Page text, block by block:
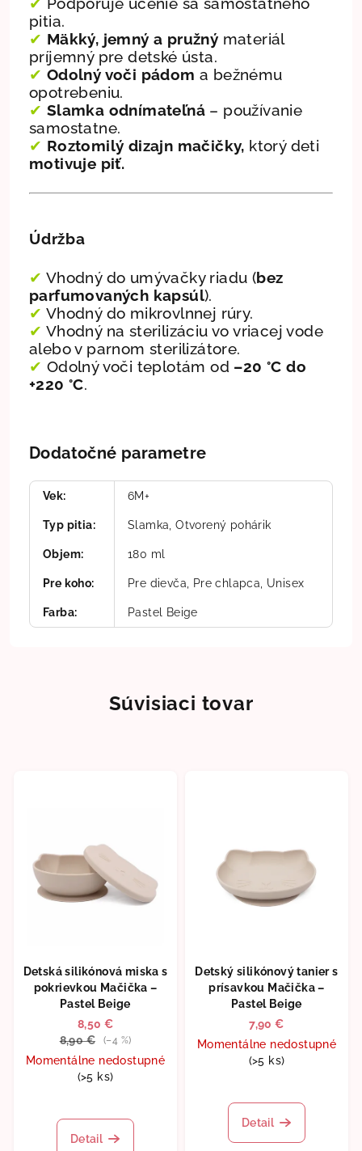
pitia.
✔ Mäkký, jemný a pružný materiál
príjemný pre detské ústa.
✔ Odolný voči pádom a bežnému
opotrebeniu.
✔ Slamka odnímateľná – používanie
samostatne.
✔ Roztomilý dizajn mačičky, ktorý deti
motivuje piť.
Údržba
✔ Vhodný do umývačky riadu (bez
parfumovaných kapsúl).
✔ Vhodný do mikrovlnnej rúry.
✔ Vhodný na sterilizáciu vo vriacej vode
alebo v parnom sterilizátore.
✔ Odolný voči teplotám od –20 °C do
+220 °C.
Dodatočné parametre
Vek: 6M+
Typ pitia: Slamka, Otvorený pohárik
Objem: 180 ml
Pre koho: Pre dievča, Pre chlapca, Unisex
Farba: Pastel Beige
Súvisiaci tovar
Detská silikónová miska s
pokrievkou Mačička –
Pastel Beige
8,50 €
8,90 €
(–4 %)
Momentálne nedostupné
(>5 ks)
Detail
Detský silikónový tanier s
prísavkou Mačička –
Pastel Beige
7,90 €
Momentálne nedostupné
(>5 ks)
Detail